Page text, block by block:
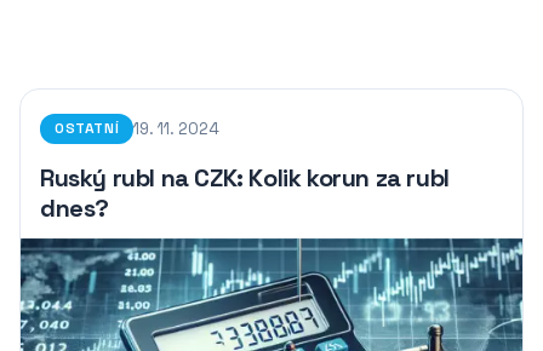
OSTATNÍ 19. 11. 2024
Ruský rubl na CZK: Kolik korun za rubl
dnes?